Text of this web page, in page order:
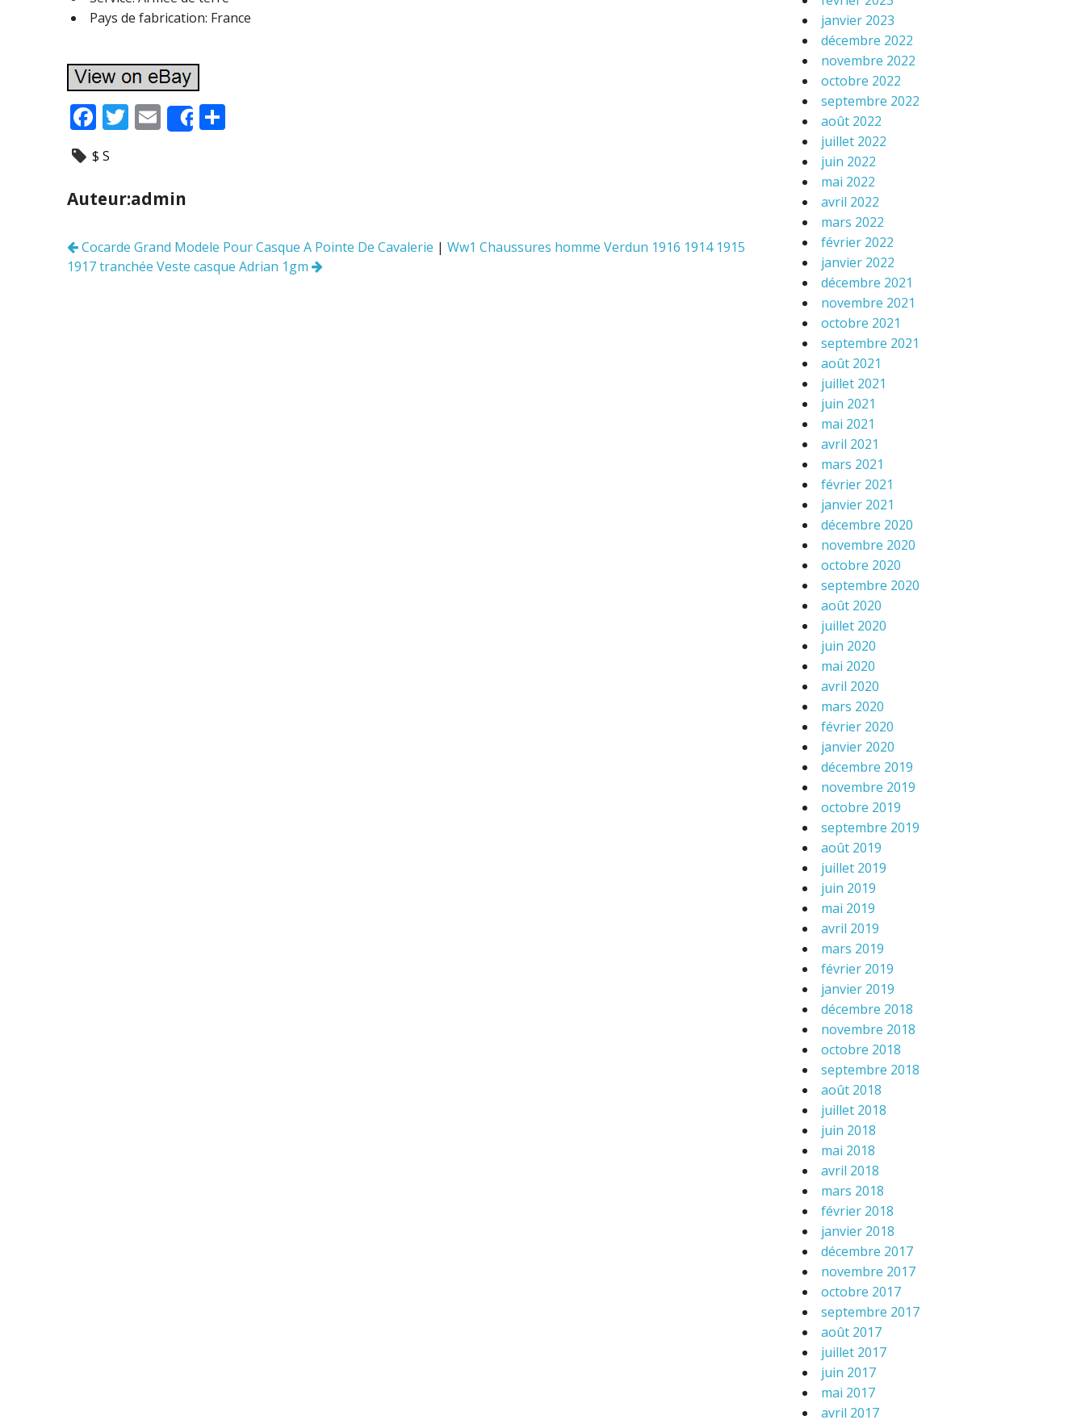
Pays de fabrication: France
F
ac
e
b
o
k
T
er
E
m
l
Share
$ S
Auteur:admin
Navigation
des
Cocarde Grand Modele Pour Casque A Pointe De Cavalerie | Ww1 Chaussures homme Verdun 1916 1914 1915
1917 tranchée Veste casque Adrian 1gm
janvier 2023
décembre 2022
novembre 2022
octobre 2022
septembre 2022
août 2022
juillet 2022
juin 2022
mai 2022
avril 2022
mars 2022
février 2022
janvier 2022
décembre 2021
novembre 2021
octobre 2021
septembre 2021
août 2021
juillet 2021
juin 2021
mai 2021
avril 2021
mars 2021
février 2021
janvier 2021
décembre 2020
novembre 2020
octobre 2020
septembre 2020
août 2020
juillet 2020
juin 2020
mai 2020
avril 2020
mars 2020
février 2020
janvier 2020
décembre 2019
novembre 2019
octobre 2019
septembre 2019
août 2019
juillet 2019
juin 2019
mai 2019
avril 2019
mars 2019
février 2019
janvier 2019
décembre 2018
novembre 2018
octobre 2018
septembre 2018
août 2018
juillet 2018
juin 2018
mai 2018
avril 2018
mars 2018
février 2018
janvier 2018
décembre 2017
novembre 2017
octobre 2017
septembre 2017
août 2017
juillet 2017
juin 2017
mai 2017
avril 2017